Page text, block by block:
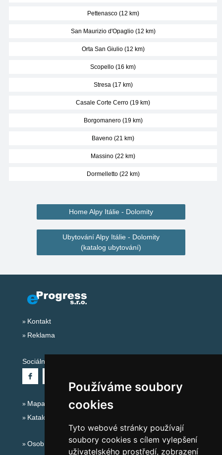
Používáme soubory
cookies
Tyto webové stránky používají
soubory cookies s cílem vylepšení
uživatelského prostředí, zobrazení
Pettenasco (12 km)
San Maurizio d'Opaglio (12 km)
Orta San Giulio (12 km)
Scopello (16 km)
Stresa (17 km)
Casale Corte Cerro (19 km)
Borgomanero (19 km)
Baveno (21 km)
Massino (22 km)
Dormelletto (22 km)
Home Alpy Itálie - Dolomity
Ubytování Alpy Itálie - Dolomity
(katalog ubytování)
Kontakt
Reklama
Sociální sítě:
Mapa serveru Alpy Itálie - Dolomity
Katalog ubytování
Osobní údaje